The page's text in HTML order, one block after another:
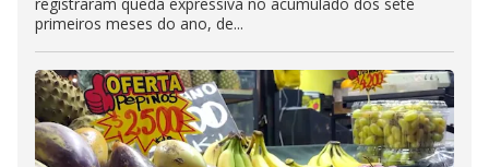
registraram queda expressiva no acumulado dos sete
primeiros meses do ano, de...